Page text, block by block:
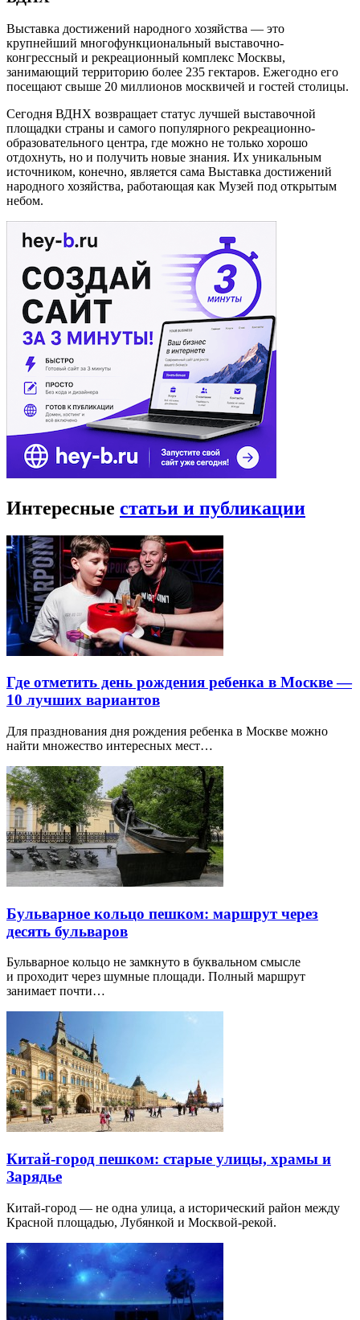
Выставка достижений народного хозяйства — это
крупнейший многофункциональный выставочно-
конгрессный и рекреационный комплекс Москвы,
занимающий территорию более 235 гектаров. Ежегодно его
посещают свыше 20 миллионов москвичей и гостей столицы.
Сегодня ВДНХ возвращает статус лучшей выставочной
площадки страны и самого популярного рекреационно-
образовательного центра, где можно не только хорошо
отдохнуть, но и получить новые знания. Их уникальным
источником, конечно, является сама Выставка достижений
народного хозяйства, работающая как Музей под открытым
небом.
Интересные статьи и публикации
Где отметить день рождения ребенка в Москве —
10 лучших вариантов
Для празднования дня рождения ребенка в Москве можно
найти множество интересных мест…
Бульварное кольцо пешком: маршрут через
десять бульваров
Бульварное кольцо не замкнуто в буквальном смысле
и проходит через шумные площади. Полный маршрут
занимает почти…
Китай-город пешком: старые улицы, храмы и
Зарядье
Китай-город — не одна улица, а исторический район между
Красной площадью, Лубянкой и Москвой-рекой.